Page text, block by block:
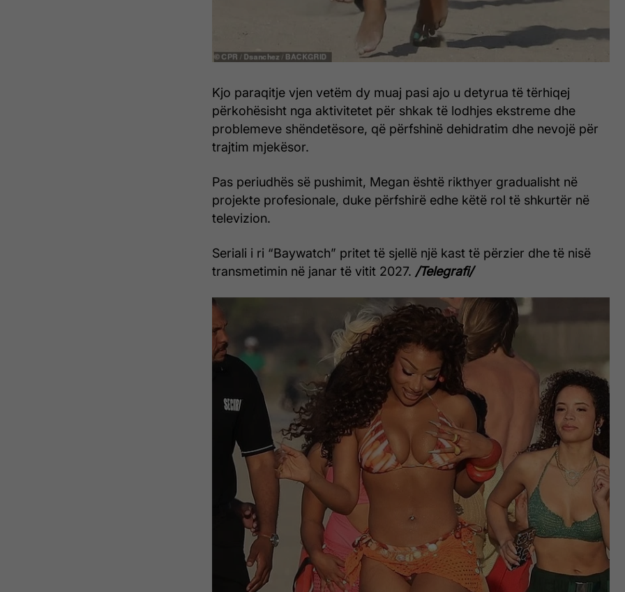
Kjo paraqitje vjen vetëm dy muaj pasi ajo u detyrua të tërhiqej
përkohësisht nga aktivitetet për shkak të lodhjes ekstreme dhe
problemeve shëndetësore, që përfshinë dehidratim dhe nevojë për
trajtim mjekësor.
Pas periudhës së pushimit, Megan është rikthyer gradualisht në
projekte profesionale, duke përfshirë edhe këtë rol të shkurtër në
televizion.
Seriali i ri “Baywatch” pritet të sjellë një kast të përzier dhe të nisë
transmetimin në janar të vitit 2027. /Telegrafi/